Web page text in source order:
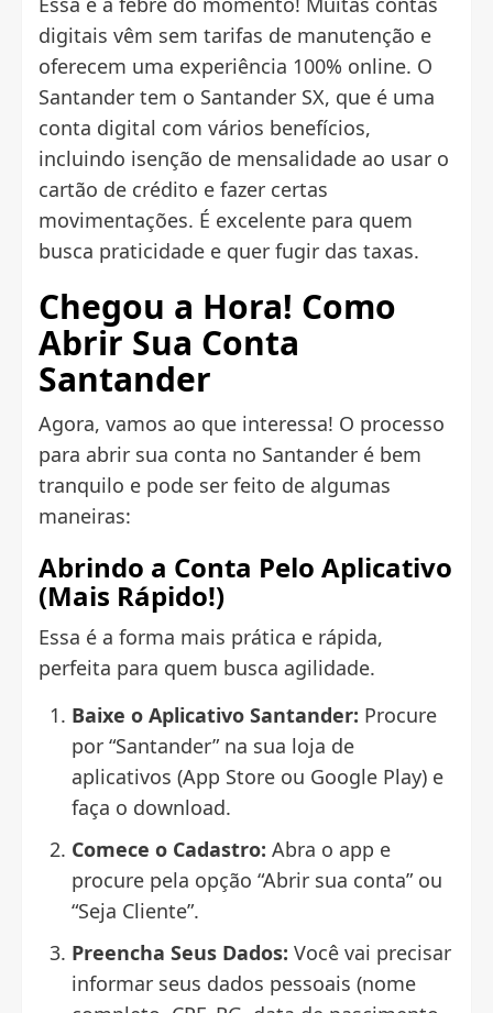
digitais vêm sem tarifas de manutenção e
oferecem uma experiência 100% online. O
Santander tem o Santander SX, que é uma
conta digital com vários benefícios,
incluindo isenção de mensalidade ao usar o
cartão de crédito e fazer certas
movimentações. É excelente para quem
busca praticidade e quer fugir das taxas.
Chegou a Hora! Como
Abrir Sua Conta
Santander
Agora, vamos ao que interessa! O processo
para abrir sua conta no Santander é bem
tranquilo e pode ser feito de algumas
maneiras:
Abrindo a Conta Pelo Aplicativo
(Mais Rápido!)
Essa é a forma mais prática e rápida,
perfeita para quem busca agilidade.
Baixe o Aplicativo Santander: Procure
por “Santander” na sua loja de
aplicativos (App Store ou Google Play) e
faça o download.
Comece o Cadastro: Abra o app e
procure pela opção “Abrir sua conta” ou
“Seja Cliente”.
Preencha Seus Dados: Você vai precisar
informar seus dados pessoais (nome